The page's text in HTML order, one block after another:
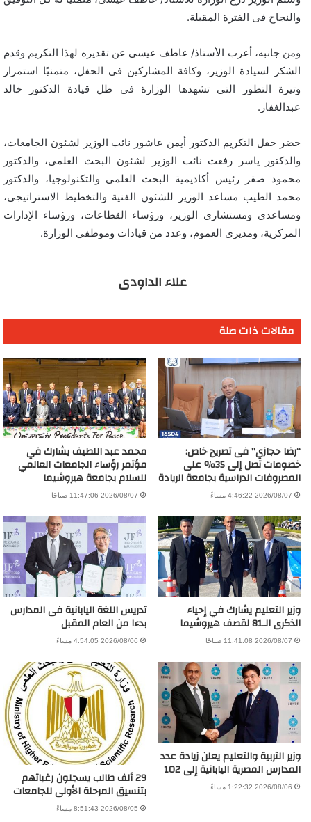
والنجاح فى الفترة المقبلة.
ومن جانبه، أعرب الأستاذ/ عاطف عيسى عن تقديره لهذا التكريم وقدم
الشكر لسيادة الوزير، وكافة المشاركين فى الحفل، متمنيًا استمرار
وتيرة التطور التى تشهدها الوزارة فى ظل قيادة الدكتور خالد
عبدالغفار.
حضر حفل التكريم الدكتور أيمن عاشور نائب الوزير لشئون الجامعات،
والدكتور ياسر رفعت نائب الوزير لشئون البحث العلمى، والدكتور
محمود صقر رئيس أكاديمية البحث العلمى والتكنولوجيا، والدكتور
محمد الطيب مساعد الوزير للشئون الفنية والتخطيط الاستراتيجى،
ومساعدى ومستشارى الوزير، ورؤساء القطاعات، ورؤساء الإدارات
المركزية، ومديرى العموم، وعدد من قيادات وموظفي الوزارة.
علاء الداودى
مقالات ذات صلة
“رضا حجازي” فى تصريح خاص:
خصومات تصل إلى 35% على
المصروفات الدراسية بجامعة الريادة
2026/08/07 4:46:22 مساءً
محمد عبد اللطيف يشارك في
مؤتمر رؤساء الجامعات العالمي
للسلام بجامعة هيروشيما
2026/08/07 11:47:06 صباحًا
وزير التعليم يشارك في إحياء
الذكرى الـ81 لقصف هيروشيما
2026/08/07 11:41:08 صباحًا
تدريس اللغة اليابانية فى المدارس
بدءا من العام المقبل
2026/08/06 4:54:05 مساءً
وزير التربية والتعليم يعلن زيادة عدد
المدارس المصرية اليابانية إلى 102
2026/08/06 1:22:32 مساءً 29 ألف طالب يسجلون رغباتهم
بتنسيق المرحلة الأولى للجامعات
2026/08/05 8:51:43 مساءً